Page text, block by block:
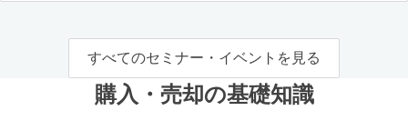
すべてのセミナー・イベントを見る
購入・売却の基礎知識